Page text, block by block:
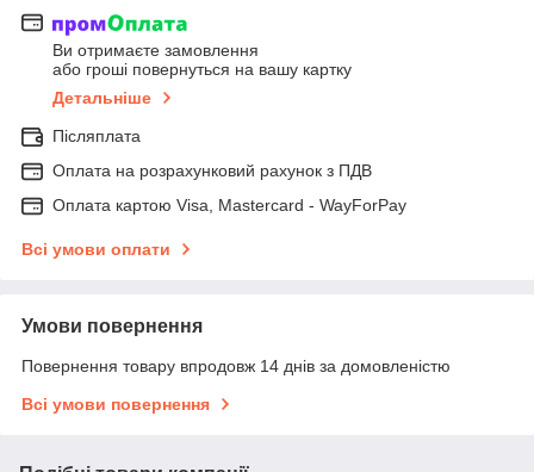
Ви отримаєте замовлення
або гроші повернуться на вашу картку
Детальніше
Післяплата
Оплата на розрахунковий рахунок з ПДВ
Оплата картою Visa, Mastercard - WayForPay
Всі умови оплати
Умови повернення
Повернення товару впродовж 14 днів за домовленістю
Всі умови повернення